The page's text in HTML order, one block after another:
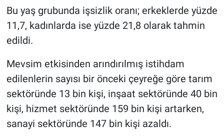
Bu yaş grubunda işsizlik oranı; erkeklerde yüzde
11,7, kadınlarda ise yüzde 21,8 olarak tahmin
edildi.
Mevsim etkisinden arındırılmış istihdam
edilenlerin sayısı bir önceki çeyreğe göre tarım
sektöründe 13 bin kişi, inşaat sektöründe 40 bin
kişi, hizmet sektöründe 159 bin kişi artarken,
sanayi sektöründe 147 bin kişi azaldı.